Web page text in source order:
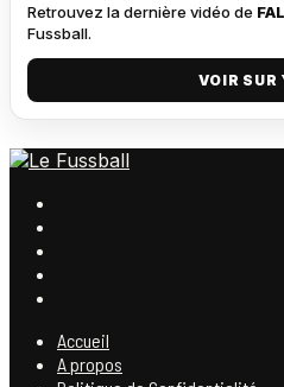
Retrouvez la dernière vidéo de
Fussball.
VOIR SUR
Accueil
A propos